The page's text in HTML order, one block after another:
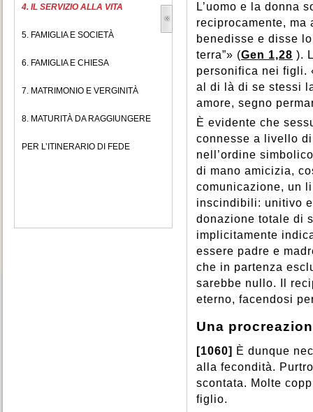
4. IL SERVIZIO ALLA VITA
5. FAMIGLIA E SOCIETÀ
6. FAMIGLIA E CHIESA
7. MATRIMONIO E VERGINITÀ
8. MATURITÀ DA RAGGIUNGERE
PER L’ITINERARIO DI FEDE
L’uomo e la donna
reciprocamente,
benedisse e disse
terra”» (Gen 1,28 ).
personifica nei figli.
al di là di se stessi
amore, segno
È evidente che
connesse a livello
nell’ordine
di mano amicizia,
comunicazione, un
inscindibili: unitivo
donazione totale di
implicitamente
essere padre e
che in partenza
sarebbe nullo. Il
eterno, facendosi
Una
[1060] È dunque
alla fecondità.
scontata. Molte
figlio.